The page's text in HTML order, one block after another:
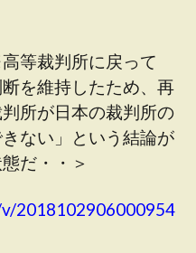
等裁判所に戻って
を維持したため、再
所が日本の裁判所の
ない」という結論が
だ・・＞
2018102906000954